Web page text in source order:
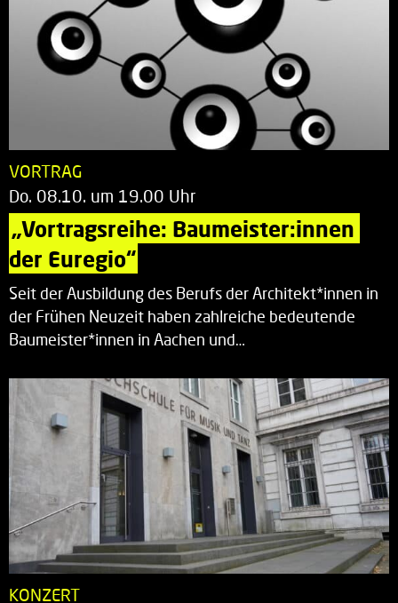
VORTRAG
Do. 08.10. um 19.00 Uhr
„Vortragsreihe: Baumeister:innen
der Euregio“
Seit der Ausbildung des Berufs der Architekt*innen in
der Frühen Neuzeit haben zahlreiche bedeutende
Baumeister*innen in Aachen und…
KONZERT